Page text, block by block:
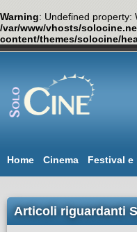
Warning: Undefined property:
/var/www/vhosts/
content/themes/solocine/
Home Cinema Festival e
Articoli riguardanti